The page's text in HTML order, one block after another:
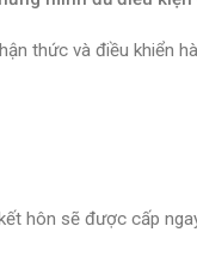
thức và điều khiển
hôn sẽ được cấp